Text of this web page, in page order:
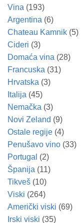
Vina (193)
Argentina (6)
Chateau Kamnik (5)
Cideri (3)
Domaća vina (28)
Francuska (31)
Hrvatska (3)
Italija (45)
Nemačka (3)
Novi Zeland (9)
Ostale regije (4)
Penušavo vino (33)
Portugal (2)
Španija (11)
Tikveš (10)
Viski (264)
Američki viski (69)
Irski viski (35)